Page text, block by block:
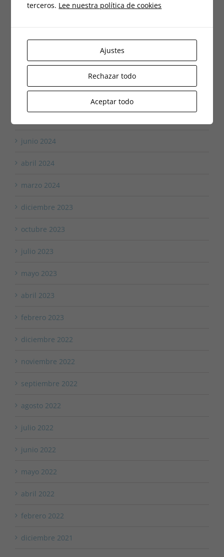
febrero 2025
enero 2025
junio 2024
abril 2024
marzo 2024
diciembre 2023
octubre 2023
julio 2023
mayo 2023
abril 2023
febrero 2023
diciembre 2022
noviembre 2022
septiembre 2022
agosto 2022
julio 2022
junio 2022
mayo 2022
abril 2022
febrero 2022
diciembre 2021
terceros. Lee nuestra política de cookies
Ajustes
Rechazar todo
Aceptar todo